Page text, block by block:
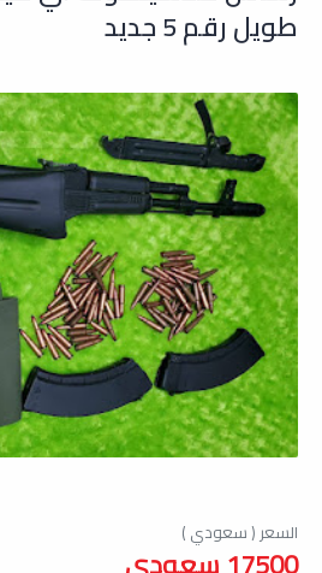
طويل رقم 5 جديد